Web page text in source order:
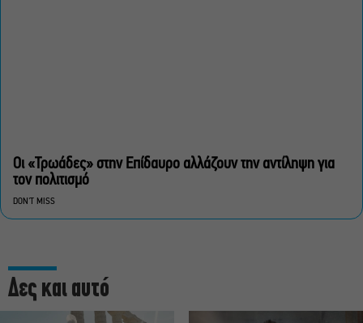
Οι «Τρωάδες» στην Επίδαυρο αλλάζουν την αντίληψη για
τον πολιτισμό
DON'T MISS
Δες και αυτό